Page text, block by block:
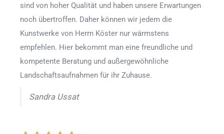
sind von hoher Qualität und haben unsere Erwartungen
noch übertroffen. Daher können wir jedem die
Kunstwerke von Herrn Köster nur wärmstens
empfehlen. Hier bekommt man eine freundliche und
kompetente Beratung und außergewöhnliche
Landschaftsaufnahmen für ihr Zuhause.
Sandra Ussat